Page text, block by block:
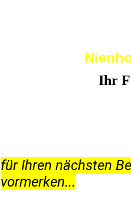
Ihr
für Ihren nächsten
vormerken...